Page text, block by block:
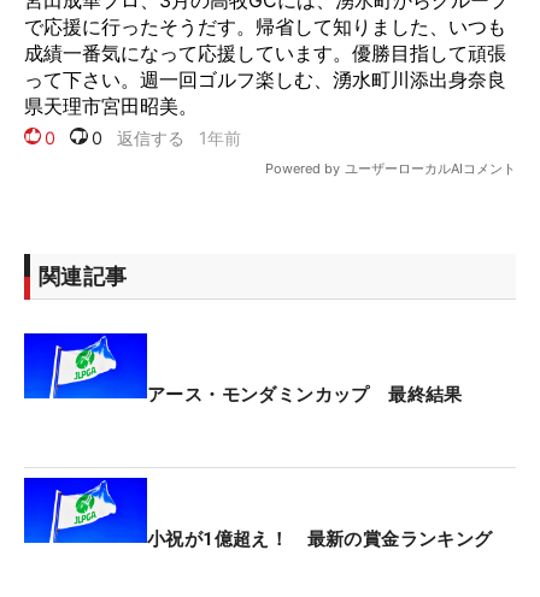
関連記事
アース・モンダミンカップ 最終結果
小祝が1億超え！ 最新の賞金ランキング